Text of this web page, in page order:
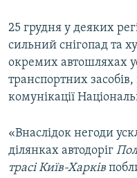
25 грудня у деяких
сильний снігопад та
окремих автошляхах
транспортних засобів,
комунікації
«Внаслідок негоди
ділянках автодоріг
трасі Київ-Харків